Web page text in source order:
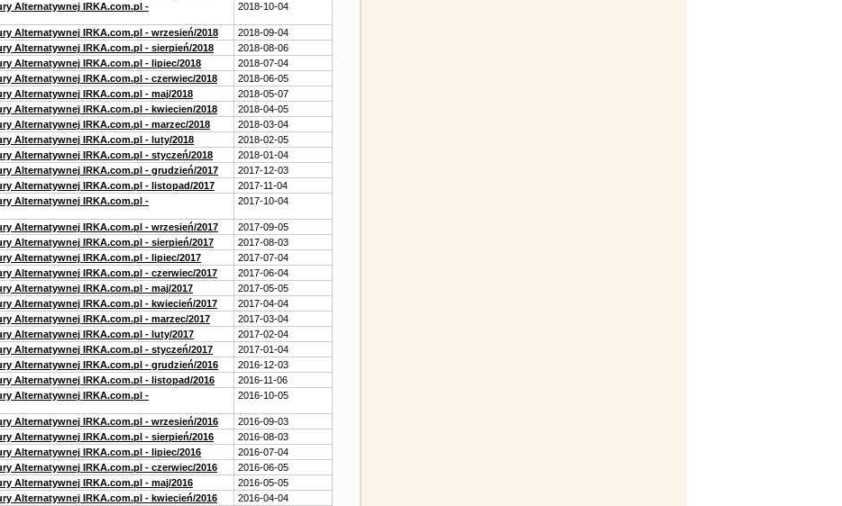
Alternatywnej IRKA.com.pl -
2018-10-04
Alternatywnej IRKA.com.pl - wrzesień/2018
2018-09-04
Alternatywnej IRKA.com.pl - sierpień/2018
2018-08-06
Alternatywnej IRKA.com.pl - lipiec/2018
2018-07-04
Alternatywnej IRKA.com.pl - czerwiec/2018
2018-06-05
Alternatywnej IRKA.com.pl - maj/2018
2018-05-07
Alternatywnej IRKA.com.pl - kwiecien/2018
2018-04-05
Alternatywnej IRKA.com.pl - marzec/2018
2018-03-04
Alternatywnej IRKA.com.pl - luty/2018
2018-02-05
Alternatywnej IRKA.com.pl - styczeń/2018
2018-01-04
Alternatywnej IRKA.com.pl - grudzień/2017
2017-12-03
Alternatywnej IRKA.com.pl - listopad/2017
2017-11-04
Alternatywnej IRKA.com.pl -
2017-10-04
Alternatywnej IRKA.com.pl - wrzesień/2017
2017-09-05
Alternatywnej IRKA.com.pl - sierpień/2017
2017-08-03
Alternatywnej IRKA.com.pl - lipiec/2017
2017-07-04
Alternatywnej IRKA.com.pl - czerwiec/2017
2017-06-04
Alternatywnej IRKA.com.pl - maj/2017
2017-05-05
Alternatywnej IRKA.com.pl - kwiecień/2017
2017-04-04
Alternatywnej IRKA.com.pl - marzec/2017
2017-03-04
Alternatywnej IRKA.com.pl - luty/2017
2017-02-04
Alternatywnej IRKA.com.pl - styczeń/2017
2017-01-04
Alternatywnej IRKA.com.pl - grudzień/2016
2016-12-03
Alternatywnej IRKA.com.pl - listopad/2016
2016-11-06
Alternatywnej IRKA.com.pl -
2016-10-05
Alternatywnej IRKA.com.pl - wrzesień/2016
2016-09-03
Alternatywnej IRKA.com.pl - sierpień/2016
2016-08-03
Alternatywnej IRKA.com.pl - lipiec/2016
2016-07-04
Alternatywnej IRKA.com.pl - czerwiec/2016
2016-06-05
Alternatywnej IRKA.com.pl - maj/2016
2016-05-05
Alternatywnej IRKA.com.pl - kwiecień/2016
2016-04-04